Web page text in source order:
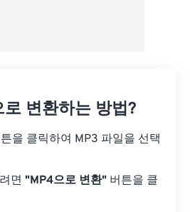
변환하는 방법?
을 클릭하여 MP3 파일을 선택
면 "MP4으로 변환" 버튼을 클